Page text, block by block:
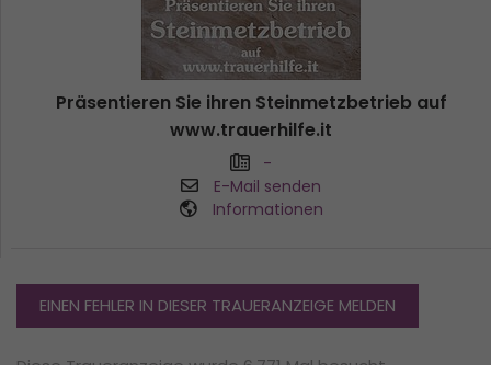
Präsentieren Sie ihren Steinmetzbetrieb auf
www.trauerhilfe.it
-
E-Mail senden
Informationen
EINEN FEHLER IN DIESER TRAUERANZEIGE MELDEN